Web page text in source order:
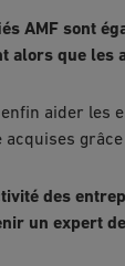
AMF sont
alors que
aider les
des
un expert